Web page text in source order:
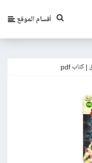
أقسام الموقع